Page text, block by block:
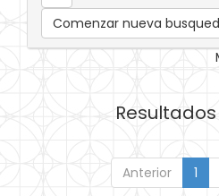
Comenzar nueva
Resultados
Anterior 1